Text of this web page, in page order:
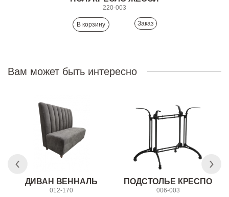
220-003
Заказ
Вам может быть интересно
ДИВАН ВЕННАЛЬ
012-170
ПОДСТОЛЬЕ КРЕСПО
006-003